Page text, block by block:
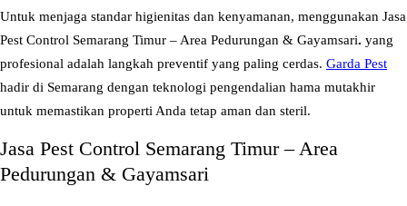
J
a
s
a
P
s
t
Untuk menjaga standar higienitas dan kenyamanan, menggunakan Jasa
Pest Control Semarang Timur – Area Pedurungan & Gayamsari. yang
profesional adalah langkah preventif yang paling cerdas. Garda Pest
hadir di Semarang dengan teknologi pengendalian hama mutakhir
untuk memastikan properti Anda tetap aman dan steril.
Jasa Pest Control Semarang Timur – Area
Pedurungan & Gayamsari